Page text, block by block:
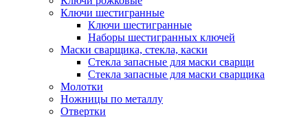
Ключи шестигранные
Ключи шестигранные
Наборы шестигранных ключей
Маски сварщика, стекла, каски
Стекла запасные для маски сварщи
Стекла запасные для маски сварщика
Молотки
Ножницы по металлу
Отвертки